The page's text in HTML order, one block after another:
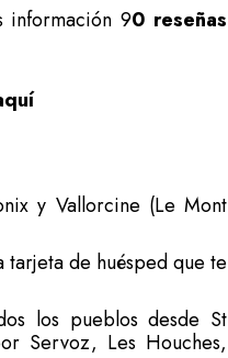
información 90 reseñas
y Vallorcine (Le Mont
de huésped que te
los pueblos desde St
Servoz, Les Houches,